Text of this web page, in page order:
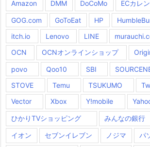
Amazon DMM DoCoMo ECカレ
GOG.com GoToEat HP
itch.io
Lenovo LINE
OCN
OCNオンラインショップ
povo Qoo10 SBI
STOVE
Temu TSUKUMO
Vector
Xbox Y!mobile
ひかりTVショッピング みんなの銀行
イオン セブンイレブン ノジマ パ